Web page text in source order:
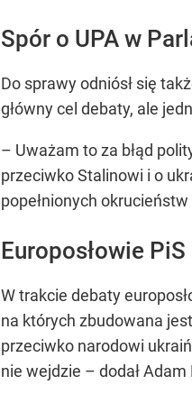
Spór o UPA w
Do sprawy odniósł się
główny cel debaty, ale
– Uważam to za błąd
przeciwko Stalinowi i o
popełnionych okrucieństw
Europosłowie
W trakcie debaty
na których zbudowana
przeciwko narodowi
nie wejdzie – dodał Adam